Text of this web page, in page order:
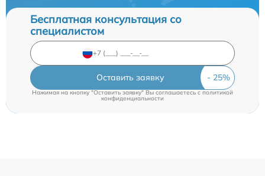
Бесплатная консультация со
специалистом
Оставить заявку
Нажимая на кнопку "Оставить заявку" Вы соглашаетесь cполитикой
конфиденциальности